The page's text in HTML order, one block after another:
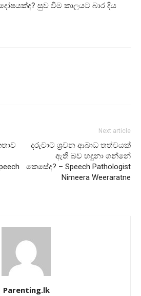
සුව වීම කාලයට බාර දිය
Next article
දරුවාට ශ්‍රවන ආබාධ තත්වයක්
ඇති බව හදුනා ගන්නේ
කෙසේද? – Speech Pathologist
Nimeera Weeraratne
Parenting.lk